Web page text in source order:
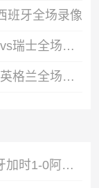
班牙全场录像
07月12日世界杯1/4决赛阿根廷vs瑞士全场录像
07月12日世界杯1/4决赛挪威vs英格兰全场录像
时隔16年夺世界杯冠军！西班牙加时1-0阿根廷费兰制胜恩佐染红